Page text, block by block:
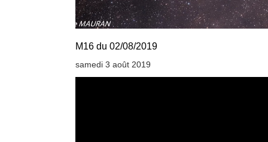
M16 du 02/08/2019
samedi 3 août 2019